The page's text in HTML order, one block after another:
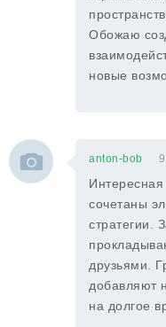
Обожаю
новые
anton-bob
сочетаны
стратегии.
друзьями.
добавляют
на долгое